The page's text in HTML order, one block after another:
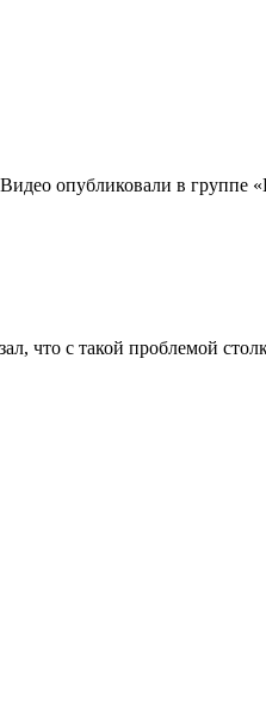
опубликовали в группе
что с такой проблемой